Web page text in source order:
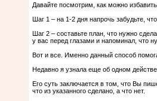
Давайте посмотрим, как можно
Шаг 1 – на 1-2 дня напрочь забудьте,
Шаг 2 – составьте план, что нужно
у вас перед глазами и напоминал, что
Вот и все. Именно данный способ
Недавно я узнала еще об одном
Его суть заключается в том, что Вы
что из указанного сделано, а что нет.